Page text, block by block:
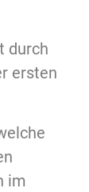
durch
ersten
im